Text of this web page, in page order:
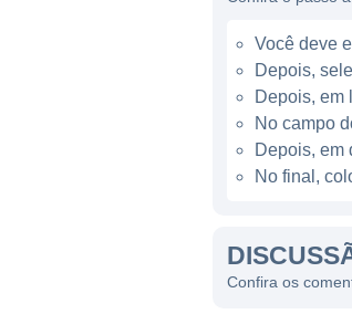
investidores
A gestão do
administrar
As tarifas
cotas. É
Você deve
Depois,
Depois, em
No campo
Depois, em
No final,
Confira os